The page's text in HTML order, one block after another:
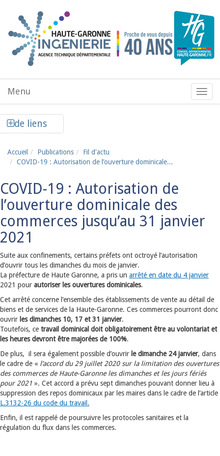
Menu
de
Menu
de liens
Accueil Publications
Fil d'actu
COVID-19 : Autorisation de l’ouverture dominicale...
COVID-19 : Autorisation de
l’ouverture dominicale des
commerces jusqu’au 31 janvier
2021
Suite aux confinements, certains préfets ont octroyé l’autorisation
d’ouvrir tous les dimanches du mois de janvier.
La préfecture de Haute Garonne, a pris un arrêté en date du 4 janvier
2021 pour autoriser les ouvertures dominicales.
Cet arrêté concerne l’ensemble des établissements de vente au détail de
biens et de services de la Haute-Garonne. Ces commerces pourront donc
ouvrir les dimanches 10, 17 et 31 janvier.
Toutefois, ce travail dominical doit obligatoirement être au volontariat et
les heures devront être majorées de 100%.
De plus, il sera également possible d’ouvrir le dimanche 24 janvier, dans
le cadre de « l’accord du 29 juillet 2020 sur la limitation des ouvertures
des commerces de Haute-Garonne les dimanches et les jours fériés
pour 2021 ». Cet accord a prévu sept dimanches pouvant donner lieu à
suppression des repos dominicaux par les maires dans le cadre de l’article
L.3132-26 du code du travail.
Enfin, il est rappelé de poursuivre les protocoles sanitaires et la
régulation du flux dans les commerces.